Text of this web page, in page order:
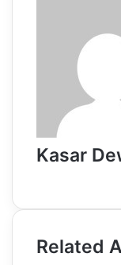
Kasar
Related